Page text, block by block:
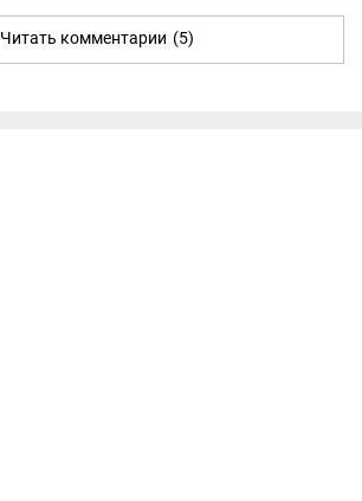
Читать комментарии (5)